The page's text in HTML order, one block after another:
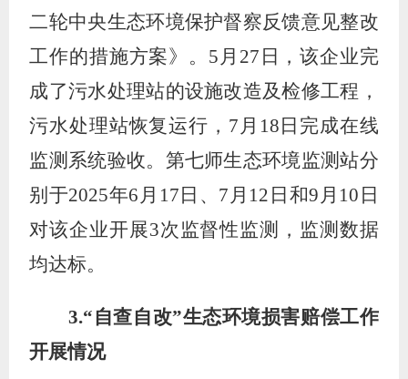
二轮中央生态环境保护督察反馈意见整改
工作的措施方案》。 5 月 27 日，该企业完
成了污水处理站的设施改造及检修工程，
污水处理站恢复运行， 7 月 18 日完成在线
监测系统验收。第七师生态环境监测站分
别于2025年6 月 17 日、 7 月 12 日和9 月 10 日
对该企业开展3次监督性监测，监测数据
均达标。
3.“ 自查自改”生态环境损害赔偿工作
开展情况